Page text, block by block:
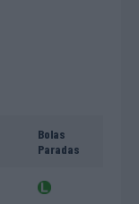
Bolas
Paradas